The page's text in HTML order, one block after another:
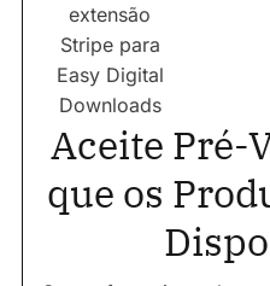
extensão
Stripe para
Easy Digital
Downloads
Aceite Pré-
que os